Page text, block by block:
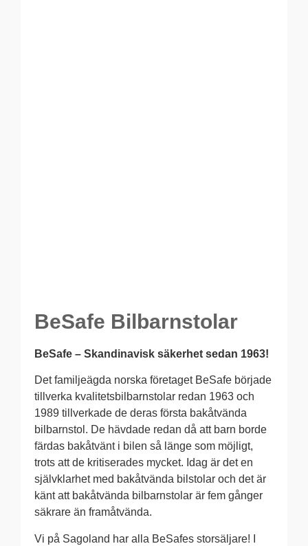
BeSafe Bilbarnstolar
BeSafe – Skandinavisk säkerhet sedan 1963!
Det familjeägda norska företaget BeSafe började
tillverka kvalitetsbilbarnstolar redan 1963 och
1989 tillverkade de deras första bakåtvända
bilbarnstol. De hävdade redan då att barn borde
färdas bakåtvänt i bilen så länge som möjligt,
trots att de kritiserades mycket. Idag är det en
självklarhet med bakåtvända bilstolar och det är
känt att bakåtvända bilbarnstolar är fem gånger
säkrare än framåtvända.
Vi på Sagoland har alla BeSafes storsäljare! I